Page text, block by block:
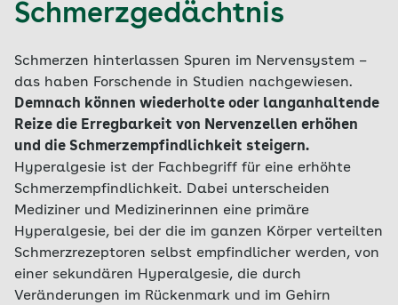
Schmerzgedächtnis
Schmerzen hinterlassen Spuren im Nervensystem –
das haben Forschende in Studien nachgewiesen.
Demnach können wiederholte oder langanhaltende
Reize die Erregbarkeit von Nervenzellen erhöhen
und die Schmerzempfindlichkeit steigern.
Hyperalgesie ist der Fachbegriff für eine erhöhte
Schmerzempfindlichkeit. Dabei unterscheiden
Mediziner und Medizinerinnen eine primäre
Hyperalgesie, bei der die im ganzen Körper verteilten
Schmerzrezeptoren selbst empfindlicher werden, von
einer sekundären Hyperalgesie, die durch
Veränderungen im Rückenmark und im Gehirn